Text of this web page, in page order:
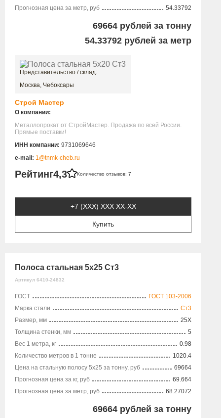
Прогнозная цена за метр, руб
54.33792
69664 рублей за тонну
54.33792 рублей за метр
Представительство / склад:
Москва, Чебоксары
Строй Мастер
О компании:
Металлопрокат от СтройМастер. Продажа по всей России.
Прямые поставки!
ИНН компании: 9731069646
e-mail: 1@tnmk-cheb.ru
Рейтинг4,3 Количество отзывов: 7
+7 (XXX) ХХХ ХХ-ХХ
Купить
Полоса стальная 5х25 Ст3
Артикул 6410-24832
ГОСТ
ГОСТ 103-2006
Марка стали
Ст3
Размер, мм
25X
Толщина стенки, мм
5
Вес 1 метра, кг
0.98
Количество метров в 1 тонне
1020.4
Цена на стальную полосу 5х25 за тонну, руб
69664
Прогнозная цена за кг, руб
69.664
Прогнозная цена за метр, руб
68.27072
69664 рублей за тонну